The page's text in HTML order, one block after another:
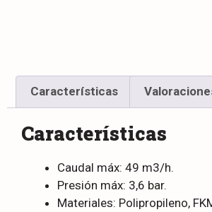
Características
Características
Caudal máx: 49 m3/h.
Presión máx: 3,6 bar.
Materiales: Polipropileno,